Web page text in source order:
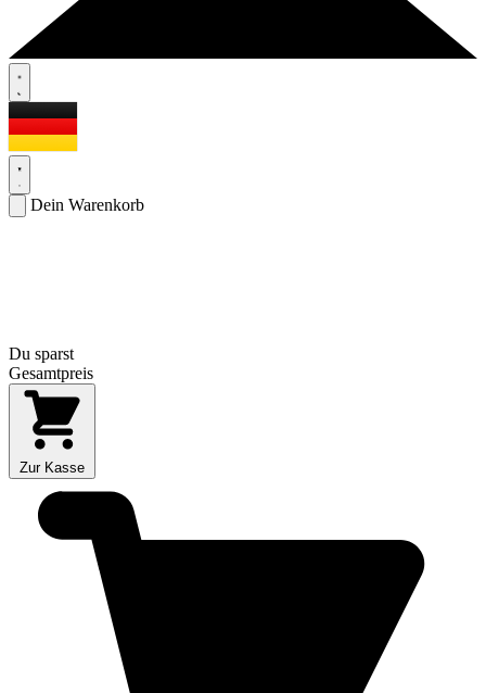
Dein Warenkorb
Du sparst
Gesamtpreis
Zur Kasse